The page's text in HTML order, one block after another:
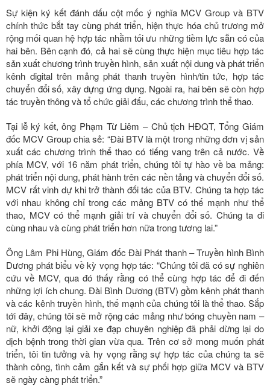
Sự kiện ký kết đánh dấu cột mốc ý nghĩa MCV Group và BTV
chính thức bắt tay cùng phát triển, hiện thực hóa chủ trương mở
rộng mối quan hệ hợp tác nhằm tối ưu những tiềm lực sẵn có của
hai bên. Bên cạnh đó, cả hai sẽ cùng thực hiện mục tiêu hợp tác
sản xuất chương trình truyền hình, sản xuất nội dung và phát triển
kênh digital trên mảng phát thanh truyền hình/tin tức, hợp tác
chuyển đổi số, xây dựng ứng dụng. Ngoài ra, hai bên sẽ còn hợp
tác truyền thông và tổ chức giải đấu, các chương trình thể thao.
Tại lễ ký kết, ông Phạm Từ Liêm – Chủ tịch HĐQT, Tổng Giám
đốc MCV Group chia sẻ: “Đài BTV là một trong những đơn vị sản
xuất các chương trình thể thao có tiếng vang trên cả nước. Về
phía MCV, với 16 năm phát triển, chúng tôi tự hào về ba mảng:
phát triển nội dung, phát hành trên các nền tảng và chuyển đổi số.
MCV rất vinh dự khi trở thành đối tác của BTV. Chúng ta hợp tác
với nhau không chỉ trong các mảng BTV có thế mạnh như thể
thao, MCV có thể mạnh giải trí và chuyển đổi số. Chúng ta đi
cùng nhau và cùng phát triển hơn nữa trong tương lai.”
Ông Lâm Phi Hùng, Giám đốc Đài Phát thanh – Truyền hình Bình
Dương phát biểu về kỳ vọng hợp tác: “Chúng tôi đã có sự nghiên
cứu về MCV, qua đó thấy rằng có thể cùng hợp tác để đi đến
những lợi ích chung. Đài Bình Dương (BTV) gồm kênh phát thanh
và các kênh truyền hình, thế mạnh của chúng tôi là thể thao. Sắp
tới đây, chúng tôi sẽ mở rộng các mảng như bóng chuyền nam –
nữ, khởi động lại giải xe đạp chuyên nghiệp đã phải dừng lại do
dịch bệnh trong thời gian vừa qua. Trên cơ sở mong muốn phát
triển, tôi tin tưởng và hy vọng rằng sự hợp tác của chúng ta sẽ
thành công, tình cảm gắn kết và sự phối hợp giữa MCV và BTV
sẽ ngày càng phát triển.”